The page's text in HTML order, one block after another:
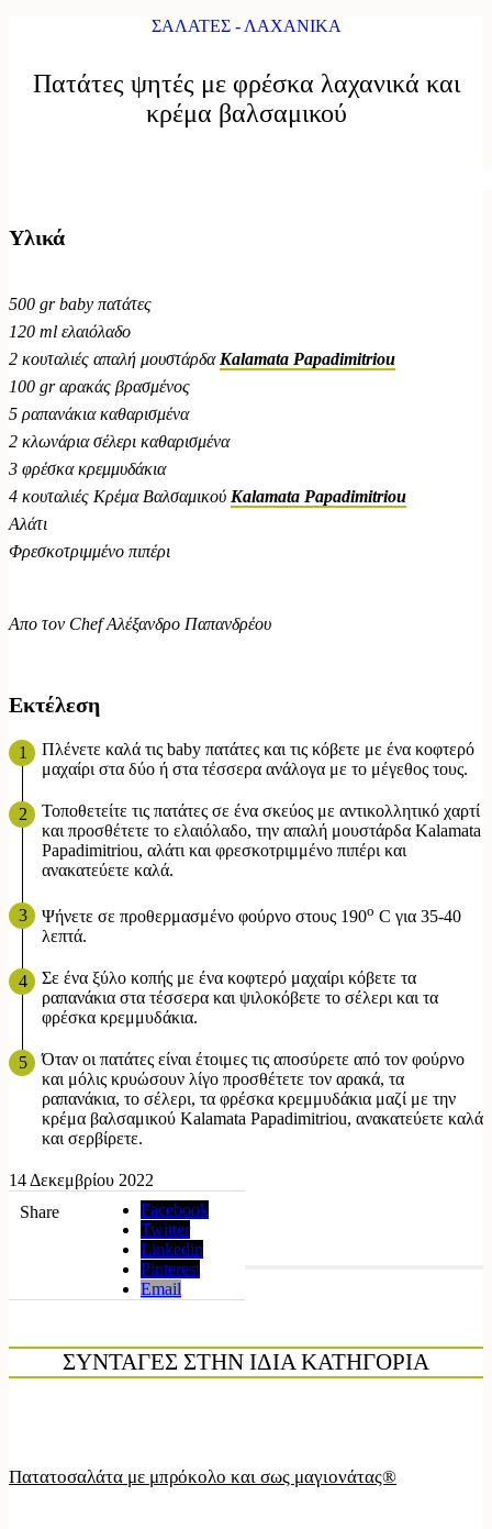
ΣΑΛΑΤΕΣ - ΛΑΧΑΝΙΚΑ
Πατάτες ψητές με φρέσκα λαχανικά και
κρέμα βαλσαμικού
Υλικά
500 gr baby πατάτες
120 ml ελαιόλαδο
2 κουταλιές απαλή μουστάρδα Kalamata Papadimitriou
100 gr αρακάς βρασμένος
5 ραπανάκια καθαρισμένα
2 κλωνάρια σέλερι καθαρισμένα
3 φρέσκα κρεμμυδάκια
4 κουταλιές Κρέμα Βαλσαμικού Kalamata Papadimitriou
Αλάτι
Φρεσκοτριμμένο πιπέρι
Απο τον Chef Αλέξανδρο Παπανδρέου
Εκτέλεση
Πλένετε καλά τις baby πατάτες και τις κόβετε με ένα κοφτερό
μαχαίρι στα δύο ή στα τέσσερα ανάλογα με το μέγεθος τους.
Τοποθετείτε τις πατάτες σε ένα σκεύος με αντικολλητικό χαρτί
και προσθέτετε το ελαιόλαδο, την απαλή μουστάρδα Kalamata
Papadimitriou, αλάτι και φρεσκοτριμμένο πιπέρι και
ανακατεύετε καλά.
Ψήνετε σε προθερμασμένο φούρνο στους 190ο C για 35-40
λεπτά.
Σε ένα ξύλο κοπής με ένα κοφτερό μαχαίρι κόβετε τα
ραπανάκια στα τέσσερα και ψιλοκόβετε το σέλερι και τα
φρέσκα κρεμμυδάκια.
Όταν οι πατάτες είναι έτοιμες τις αποσύρετε από τον φούρνο
και μόλις κρυώσουν λίγο προσθέτετε τον αρακά, τα
ραπανάκια, το σέλερι, τα φρέσκα κρεμμυδάκια μαζί με την
κρέμα βαλσαμικού Kalamata Papadimitriou, ανακατεύετε καλά
και σερβίρετε.
14 Δεκεμβρίου 2022
Share
Facebook
Twitter
Linkedin
Pinterest
Email
ΣΥΝΤΑΓΕΣ ΣΤΗΝ ΙΔΙΑ ΚΑΤΗΓΟΡΙΑ
Πατατοσαλάτα με μπρόκολο και σως μαγιονάτας®